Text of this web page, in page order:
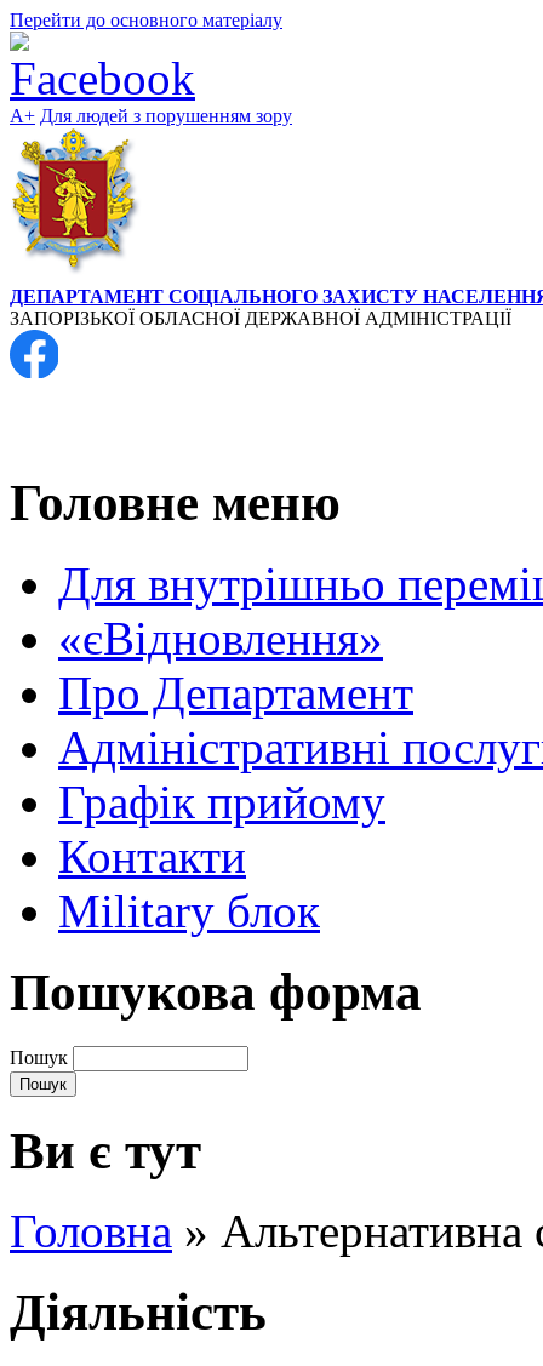
Перейти до основного матеріалу
А+ Для людей з порушенням зору
ДЕПАРТАМЕНТ СОЦІАЛЬНОГО ЗАХИСТУ
ЗАПОРІЗЬКОЇ ОБЛАСНОЇ ДЕРЖАВНОЇ АДМІНІСТРАЦІЇ
Головне меню
Для внутрішньо
«єВідновлення»
Про Департамент
Адміністративні
Графік прийому
Контакти
Military блок
Пошукова форма
Пошук
Ви є тут
Головна » Альтернативна
Діяльність